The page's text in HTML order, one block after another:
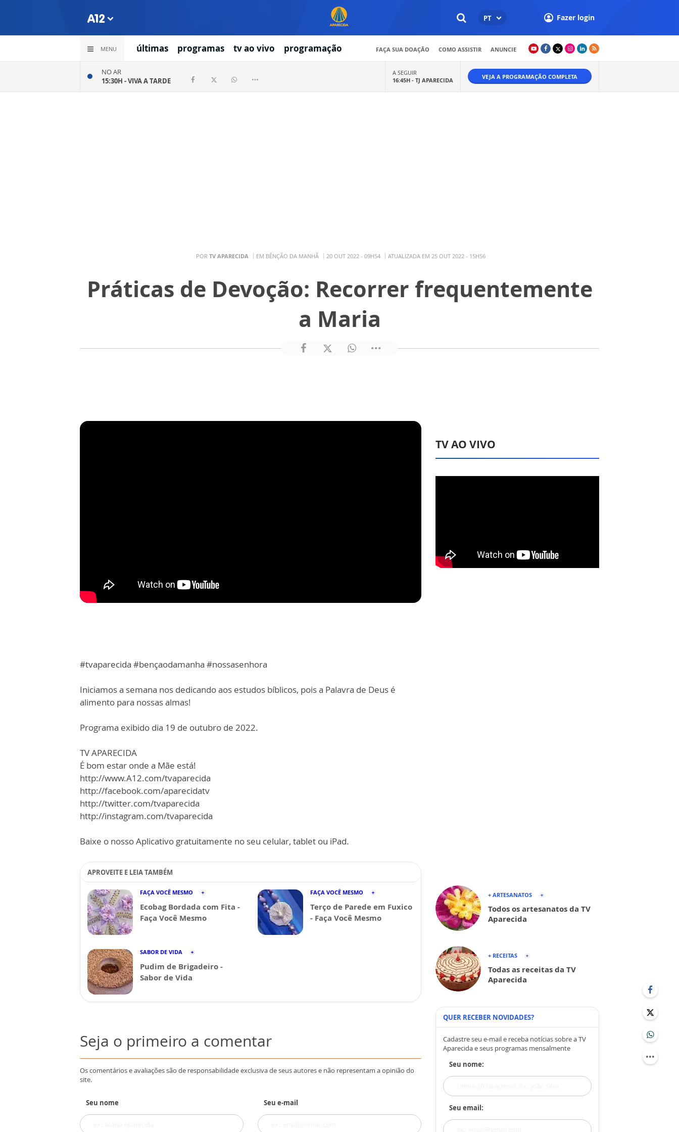
PT Fazer login
MENU últimas programas tv ao vivo programação FAÇA SUA DOAÇÃO COMO ASSISTIR ANUNCIE
NO AR
15:30H -VIVA A TARDE
A SEGUIR
16:45H - TJ APARECIDA VEJA A PROGRAMAÇÃO COMPLETA
POR TV APARECIDA EM BÊNÇÃO DA MANHÃ 20 OUT 2022 - 09H54 ATUALIZADA EM 25 OUT 2022 - 15H56
Práticas de Devoção: Recorrer frequentemente
a Maria
#tvaparecida #bençaodamanha #nossasenhora
Iniciamos a semana nos dedicando aos estudos bíblicos, pois a Palavra de Deus é
alimento para nossas almas!
Programa exibido dia 19 de outubro de 2022.
TV APARECIDA
É bom estar onde a Mãe está!
http://www.A12.com/tvaparecida
http://facebook.com/aparecidatv
http://twitter.com/tvaparecida
http://instagram.com/tvaparecida
Baixe o nosso Aplicativo gratuitamente no seu celular, tablet ou iPad.
APROVEITE E LEIA TAMBÉM
FAÇA VOCÊ MESMO
Ecobag Bordada com Fita -
Faça Você Mesmo
FAÇA VOCÊ MESMO
Terço de Parede em Fuxico
- Faça Você Mesmo
SABOR DE VIDA
Pudim de Brigadeiro -
Sabor de Vida
Seja o primeiro a comentar
Os comentários e avaliações são de responsabilidade exclusiva de seus autores e não representam a opinião do
site.
Seu nome Seu e-mail
TV AO VIVO
+ ARTESANATOS
Todos os artesanatos da TV
Aparecida
+ RECEITAS
Todas as receitas da TV
Aparecida
QUER RECEBER NOVIDADES?
Cadastre seu e-mail e receba notícias sobre a TV
Aparecida e seus programas mensalmente
Seu nome:
Seu email: